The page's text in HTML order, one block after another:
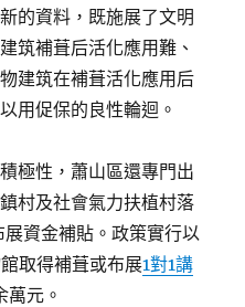
的資料，既施展了文明
筑補葺后活化應用難、
建筑在補葺活化應用后
用促保的良性輪迴。
極性，蕭山區還專門出
村及社會氣力扶植村落
資金補貼。政策實行以
取得補葺或布展1對1講
元。